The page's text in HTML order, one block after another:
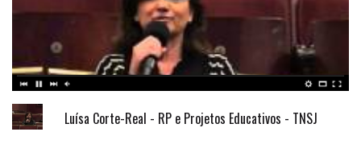
Luísa Corte-Real - RP e Projetos Educativos - TNSJ